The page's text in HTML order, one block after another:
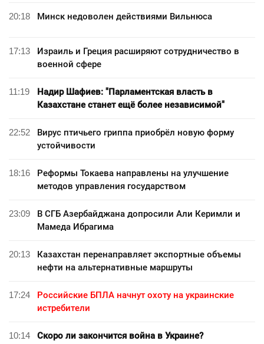
20:18 Минск недоволен действиями Вильнюса
17:13
Израиль и Греция расширяют сотрудничество в
военной сфере
11:19
Надир Шафиев: "Парламентская власть в
Казахстане станет ещё более независимой"
22:52
Вирус птичьего гриппа приобрёл новую форму
устойчивости
18:16
Реформы Токаева направлены на улучшение
методов управления государством
23:09
В СГБ Азербайджана допросили Али Керимли и
Мамеда Ибрагима
20:13
Казахстан перенаправляет экспортные объемы
нефти на альтернативные маршруты
17:24
Российские БПЛА начнут охоту на украинские
истребители
10:14 Скоро ли закончится война в Украине?